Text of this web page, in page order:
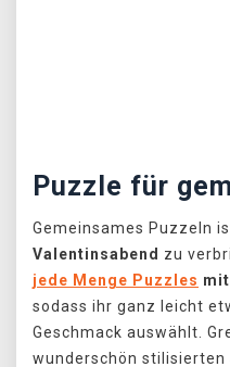
Puzzle für
Gemeinsames Puzzeln
Valentinsabend zu
jede Menge Puzzles
sodass ihr ganz leicht
Geschmack auswählt.
wunderschön stilisierten